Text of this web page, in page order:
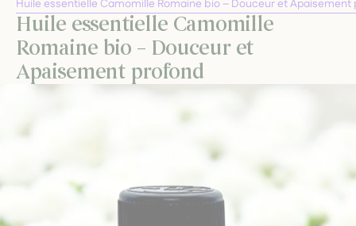
Huile essentielle Camomille Romaine bio – Douceur et
Huile essentielle Camomille
Romaine bio – Douceur et
Apaisement profond